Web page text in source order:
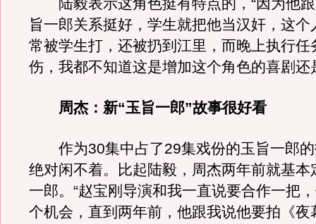
陆毅表示这角色挺有特点的，“因为他跟
旨一郎关系挺好，学生就把他当汉奸，这个
常被学生打，还被扔到江里，而晚上执行任
伤，我都不知道这是增加这个角色的喜剧还
周杰：新“玉旨一郎”故事很好看
作为30集中占了29集戏份的玉旨一郎的
绝对闲不着。比起陆毅，周杰两年前就基本
一郎。“赵宝刚导演和我一直说要合作一把
个机会，直到两年前，他跟我说他要拍《夜